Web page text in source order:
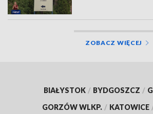
ZOBACZ WIĘCEJ
BIAŁYSTOK / BYDGOSZCZ /
GORZÓW WLKP. / KATOWICE